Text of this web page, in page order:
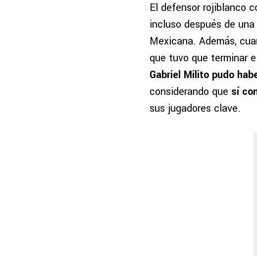
El defensor rojiblanco
incluso después de
Mexicana. Además,
que tuvo que terminar
Gabriel Milito pudo
considerando que sí
sus jugadores clave.